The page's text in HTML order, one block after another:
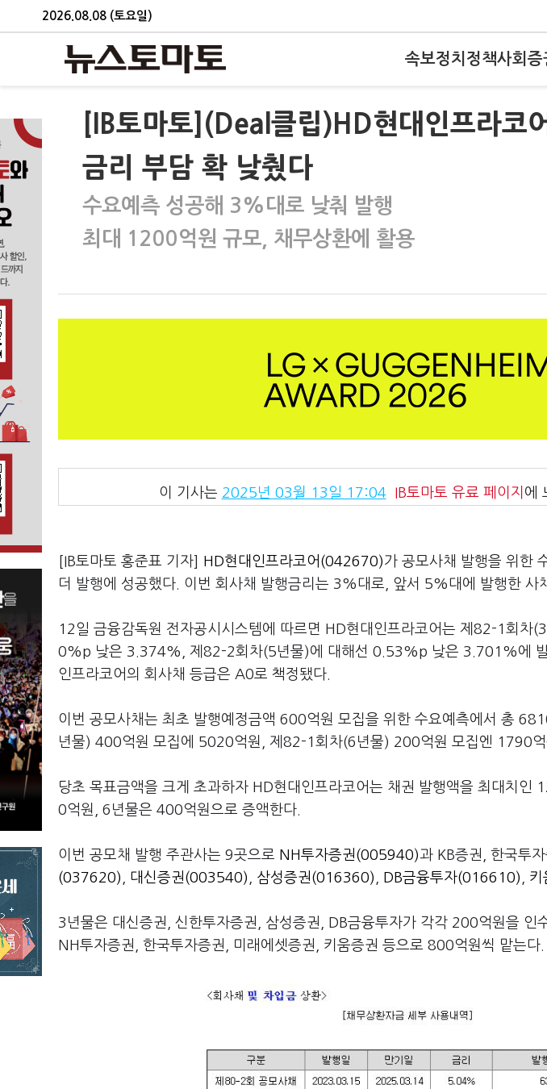
2026.08.08 (토요일)
속보정치 정책사회 증
[IB토마토](Deal클립)HD현대인프라코
금리 부담 확 낮췄다
수요예측 성공해 3%대로 낮춰 발행
최대 1200억원 규모, 채무상환에 활용
이 기사는 2025년 03월 13일 17:04 IB토마토 유료 페이지 에
[IB토마토 홍준표 기자] HD현대인프라코어(042670)가 공모사채 발행을 위한
더 발행에 성공했다. 이번 회사채 발행금리는 3%대로, 앞서 5%대에 발행한 사
12일 금융감독원 전자공시시스템에 따르면 HD현대인프라코어는 제82-1회차
0%p 낮은 3.374%, 제82-2회차(5년물)에 대해선 0.53%p 낮은 3.701%에 발
인프라코어의 회사채 등급은 A0로 책정됐다.
이번 공모사채는 최초 발행예정금액 600억원 모집을 위한 수요예측에서 총
년물) 400억원 모집에 5020억원, 제82-1회차(6년물) 200억원 모집엔 1790억
당초 목표금액을 크게 초과하자 HD현대인프라코어는 채권 발행액을 최대치인
0억원, 6년물은 400억원으로 증액한다.
이번 공모채 발행 주관사는 9곳으로 NH투자증권(005940)과 KB증권, 한국투
(037620)
대신증권(003540) 삼성증권(016360) DB금융투자(016610)
3년물은 대신증권, 신한투자증권, 삼성증권, DB금융투자가 각각 200억원을 인
NH투자증권, 한국투자증권, 미래에셋증권, 키움증권 등으로 800억원씩 맡는다.